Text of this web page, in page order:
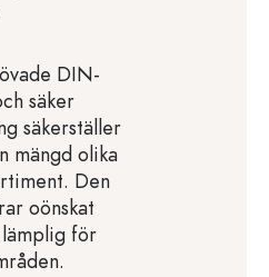
DIN-
säker
säkerställer
mängd olika
Den
oönskat
för